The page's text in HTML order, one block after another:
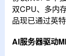
双CPU、多内
品现已通过英
AI服务器驱动